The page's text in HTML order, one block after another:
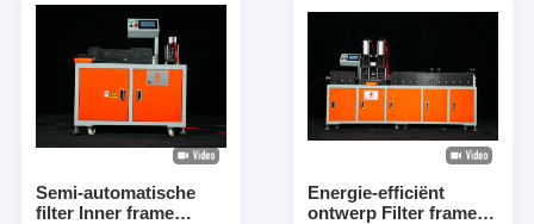
Semi-automatische
filter Inner frame
Energie-efficiënt
ontwerp Filter frame